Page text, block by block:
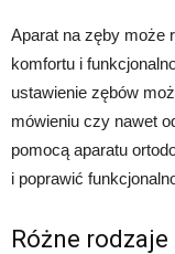
Aparat na zęby może
komfortu i
ustawienie zębów
mówieniu czy nawet
pomocą aparatu
i poprawić
Różne